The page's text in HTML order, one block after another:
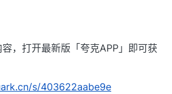
容，打开最新版「夸克APP」即可获
s/403622aabe9e